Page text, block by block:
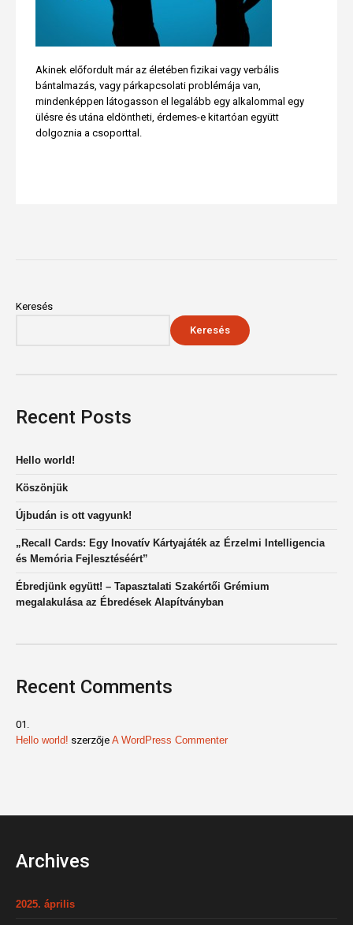
Akinek előfordult már az életében fizikai vagy verbális
bántalmazás, vagy párkapcsolati problémája van,
mindenképpen látogasson el legalább egy alkalommal egy
ülésre és utána eldöntheti, érdemes-e kitartóan együtt
dolgoznia a csoporttal.
Keresés
Keresés
Recent Posts
Hello world!
Köszönjük
Újbudán is ott vagyunk!
„Recall Cards: Egy Inovatív Kártyajáték az Érzelmi Intelligencia
és Memória Fejlesztéséért”
Ébredjünk együtt! – Tapasztalati Szakértői Grémium
megalakulása az Ébredések Alapítványban
Recent Comments
Hello world! szerzője A WordPress Commenter
Archives
2025. április